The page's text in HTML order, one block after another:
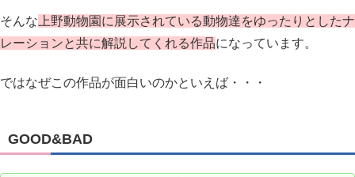
そんな 上野動物園に展示されている動物達をゆったりとしたナ
レーションと共に解説してくれる作品になっています。
ではなぜこの作品が面白いのかといえば・・・
GOOD&BAD